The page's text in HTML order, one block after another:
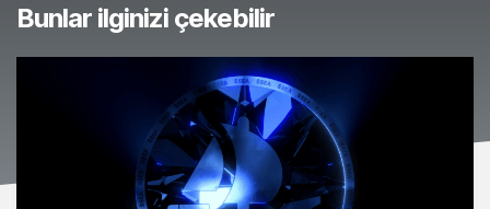
Bunlar ilginizi çekebilir